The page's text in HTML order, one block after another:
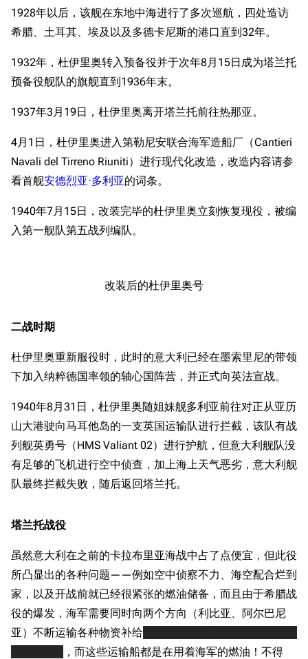
1928年以后，该舰在东地中海进行了多次巡航，四处造访
希腊、土耳其、埃及以及多德卡尼斯的港口直到32年。
1932年，杜伊里奥转入预备役并于次年8月15日成为塔兰托
预备役舰队的旗舰直到1936年末。
1937年3月19日，杜伊里奥离开塔兰托前往热那亚。
4月1日，杜伊里奥进入第勒尼安联合海军造船厂（Cantieri
Navali del Tirreno Riuniti）进行现代化改造，改造内容请参
看首舰安德烈亚·多利亚的词条。
1940年7月15日，改装完毕的杜伊里奥立刻恢复现役，被编
入第一舰队第五战列编队。
改装后的杜伊里奥号
二战时期
杜伊里奥重新服役时，此时的意大利已经在墨索里尼的带领
下加入纳粹德国率领的轴心国阵营，并正式向英法宣战。
1940年8月31日，杜伊里奥随姐妹舰多利亚前往对正从亚历
山大港驶向马耳他岛的一支英国运输队进行拦截，该队有战
列舰英勇号（HMS Valiant 02）进行护航，但意大利舰队没
有足够的飞机进行空中侦查，加上海上天气恶劣，意大利舰
队最终拦截失败，随后返回塔兰托。
塔兰托战役
虽然意大利在之前的卡拉布里亚海战中占了点便宜，但此役
所凸显出的各种问题——例如空中侦察不力、海空配合烂到
家，以及开战前就已经很紧张的燃油储备，而且由于希腊战
役的爆发，海军需要同时向两个方向（利比亚、阿尔巴尼
亚）不断运输各种物资补给
，而这些运输船都是在用着海军的燃油！不得